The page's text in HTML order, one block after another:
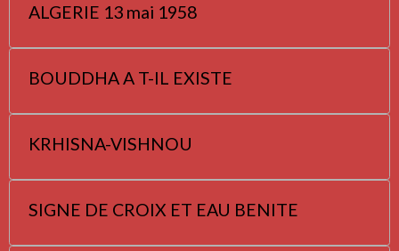
ALGERIE 13 mai 1958
BOUDDHA A T-IL EXISTE
KRHISNA-VISHNOU
SIGNE DE CROIX ET EAU BENITE